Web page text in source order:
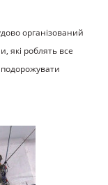
організований
які роблять все